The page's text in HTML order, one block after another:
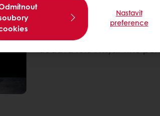
Své zdraví ovlivňujeme
naše střeva. Vláknina
bakterie, které jsou již
dodává tělu i mysli vlnu
Nastavit
preference